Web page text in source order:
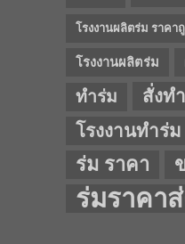
โรงงานผลิตร่ม ราคา
โรงงานผลิตร่ม
ทำร่ม
สั่งท
โรงงานทำร่ม
ร่ม ราคา
ร่มราคา